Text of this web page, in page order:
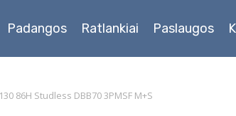
Padangos Ratlankiai Paslaugos
86H Studless DBB70 3PMSF M+S